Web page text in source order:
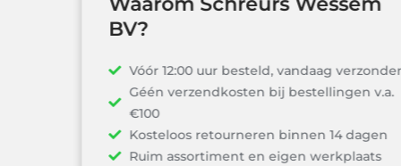
Vóór 12:00 uur besteld, vandaag verzonden!
Géén verzendkosten bij bestellingen v.a.
Kosteloos retourneren binnen 14 dagen
Ruim assortiment en eigen werkplaats